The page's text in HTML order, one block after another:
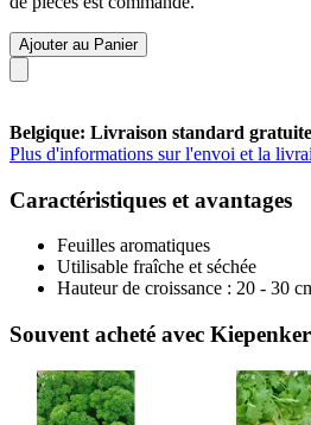
Ajouter au Panier
Belgique: Livraison standard gratuite
Plus d'informations sur l'envoi et la
Caractéristiques et avantages
Feuilles aromatiques
Utilisable fraîche et séchée
Hauteur de croissance : 20 - 30
Souvent acheté avec